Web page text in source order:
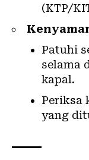
(KTP/
Patuhi
selama
kapal.
Periksa
yang